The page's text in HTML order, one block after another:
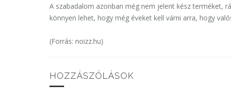
A szabadalom azonban még nem jelent kész terméket,
könnyen lehet, hogy még éveket kell várni arra, hogy
(Forrás: noizz.hu)
HOZZÁSZÓLÁSOK